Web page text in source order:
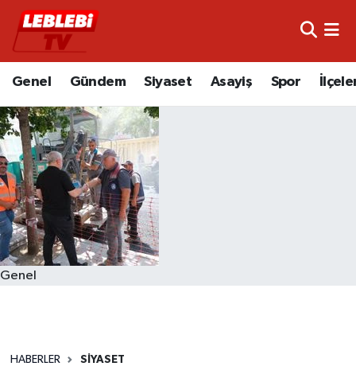
Genel Gündem Siyaset Asayiş Spor
Genel
HABERLER SIYASET
Hava Durumu
Trafik Durumu
Süper Lig Puan Durumu ve Fikstür
Tüm Manşetler
Son Dakika Haberleri